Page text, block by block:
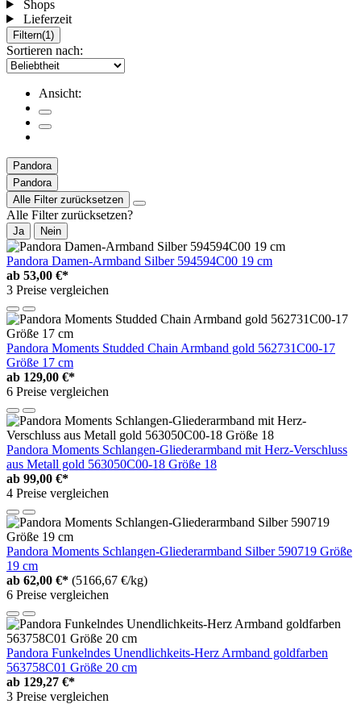
Shops
Lieferzeit
Filtern(1)
Sortieren nach:
Ansicht:
Pandora
Pandora
Alle Filter zurücksetzen
Alle Filter zurücksetzen?
Ja Nein
Pandora Damen-Armband Silber 594594C00 19 cm
ab 53,00 €*
3 Preise vergleichen
Pandora Moments Studded Chain Armband gold 562731C00-17
Größe 17 cm
ab 129,00 €*
6 Preise vergleichen
Pandora Moments Schlangen-Gliederarmband mit Herz-Verschluss
aus Metall gold 563050C00-18 Größe 18
ab 99,00 €*
4 Preise vergleichen
Pandora Moments Schlangen-Gliederarmband Silber 590719 Größe
19 cm
ab 62,00 €* (5166,67 €/kg)
6 Preise vergleichen
Pandora Funkelndes Unendlichkeits-Herz Armband goldfarben
563758C01 Größe 20 cm
ab 129,27 €*
3 Preise vergleichen